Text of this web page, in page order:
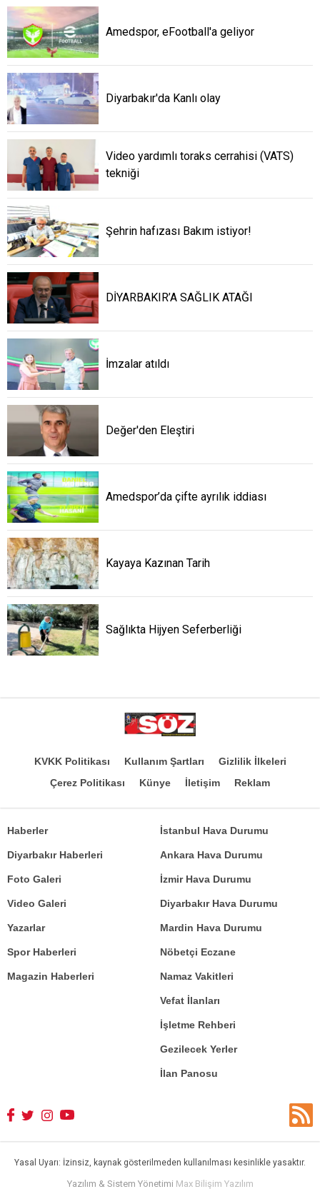
Amedspor, eFootball'a geliyor
Diyarbakır'da Kanlı olay
Video yardımlı toraks cerrahisi (VATS)
tekniği
Şehrin hafızası Bakım istiyor!
DİYARBAKIR’A SAĞLIK ATAĞI
İmzalar atıldı
Değer'den Eleştiri
Amedspor’da çifte ayrılık iddiası
Kayaya Kazınan Tarih
Sağlıkta Hijyen Seferberliği
KVKK Politikası Kullanım Şartları
Gizlilik İlkeleri
Çerez Politikası
Künye İletişim Reklam
Haberler
Diyarbakır Haberleri
Foto Galeri
Video Galeri
Yazarlar
İstanbul Hava Durumu
Ankara Hava Durumu
İzmir Hava Durumu
Diyarbakır Hava Durumu
Mardin Hava Durumu
Spor Haberleri
Magazin Haberleri
Nöbetçi Eczane
Namaz Vakitleri
Vefat İlanları
İşletme Rehberi
Gezilecek Yerler
İlan Panosu
Yasal Uyarı: İzinsiz, kaynak gösterilmeden kullanılması kesinlikle yasaktır.
Yazılım & Sistem Yönetimi Max Bilişim Yazılım